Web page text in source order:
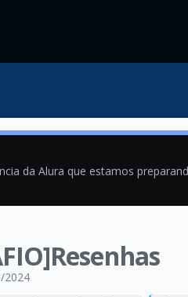
da Alura que estamos
2024